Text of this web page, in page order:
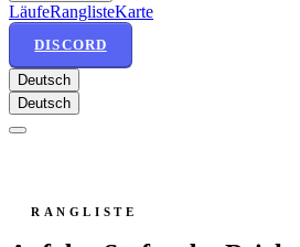
LäufeRanglisteKarte
DISCORD
Deutsch
Deutsch
RANGLISTE